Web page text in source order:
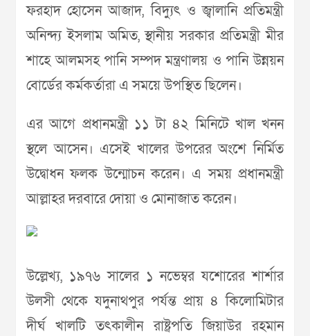
ফরহাদ হোসেন আজাদ, বিদ্যুৎ ও জ্বালানি প্রতিমন্ত্রী
অনিন্দ্য ইসলাম অমিত, স্থানীয় সরকার প্রতিমন্ত্রী মীর
শাহে আলমসহ পানি সম্পদ মন্ত্রণালয় ও পানি উন্নয়ন
বোর্ডের কর্মকর্তারা এ সময়ে উপস্থিত ছিলেন।
এর আগে প্রধানমন্ত্রী ১১ টা ৪২ মিনিটে খাল খনন
স্থলে আসেন। এসেই খালের উপরের অংশে নির্মিত
উদ্বোধন ফলক উন্মোচন করেন। এ সময় প্রধানমন্ত্রী
আল্লাহর দরবারে দোয়া ও মোনাজাত করেন।
উল্লেখ্য, ১৯৭৬ সালের ১ নভেম্বর যশোরের শার্শার
উলসী থেকে যদুনাথপুর পর্যন্ত প্রায় ৪ কিলোমিটার
দীর্ঘ খালটি তৎকালীন রাষ্ট্রপতি জিয়াউর রহমান